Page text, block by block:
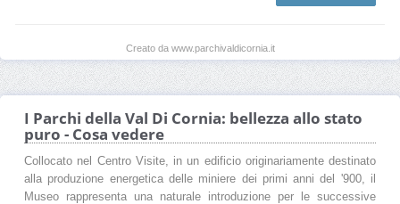
Creato da www.parchivaldicornia.it
I Parchi della Val Di Cornia: bellezza allo stato
puro - Cosa vedere
Collocato nel Centro Visite, in un edificio originariamente destinato
alla produzione energetica delle miniere dei primi anni del '900, il
Museo rappresenta una naturale introduzione per le successive